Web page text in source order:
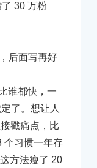
了 30 万粉
后面写再好
谁都快，一
了。想让人
戳痛点，比
个习惯一年存
方法瘦了 20